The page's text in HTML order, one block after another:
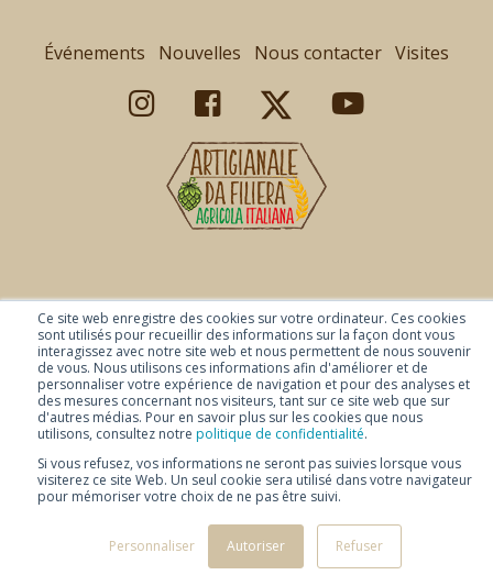
Ce site web enregistre des cookies sur votre ordinateur. Ces cookies
sont utilisés pour recueillir des informations sur la façon dont vous
interagissez avec notre site web et nous permettent de nous souvenir
de vous. Nous utilisons ces informations afin d'améliorer et de
personnaliser votre expérience de navigation et pour des analyses et
des mesures concernant nos visiteurs, tant sur ce site web que sur
d'autres médias. Pour en savoir plus sur les cookies que nous
utilisons, consultez notre politique de confidentialité.
Si vous refusez, vos informations ne seront pas suivies lorsque vous
visiterez ce site Web. Un seul cookie sera utilisé dans votre navigateur
pour mémoriser votre choix de ne pas être suivi.
Personnaliser Autoriser Refuser
Événements Nouvelles Nous contacter Visites
© Copyright 2026 Baladin -Politique de confidentialité-
- Disclaimer - Selezione Baladin SRL Numéro
de TVA 02947730046